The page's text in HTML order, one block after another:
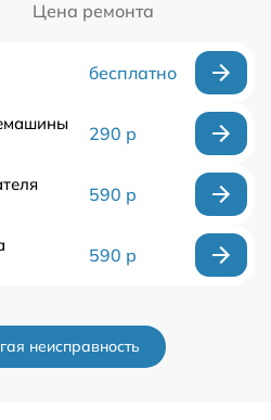
Цена ремонта
бесплатно
290 р
590 р
590 р
неисправность